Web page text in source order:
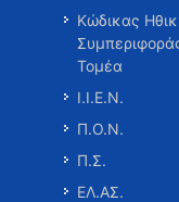
Κώδικας
Τομέα
Ι.Ι.Ε.Ν.
Π.Ο.Ν.
Π.Σ.
ΕΛ.ΑΣ.